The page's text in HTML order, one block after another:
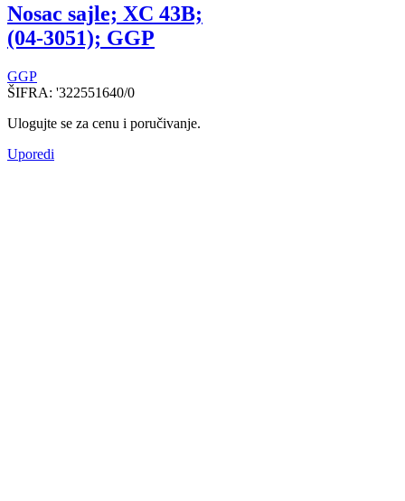
Nosac sajle; XC 43B;
(04-3051); GGP
GGP
ŠIFRA: '322551640/0
Ulogujte se za cenu i poručivanje.
Uporedi